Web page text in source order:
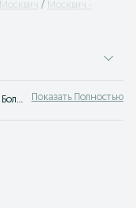
Москвич
Москвич -
Купить Moskvich Ургенч ⭐ Москвич цена бу ☝ Большой выбор автомобилей по выгодным ценам на OLX.uz Показать Полностью